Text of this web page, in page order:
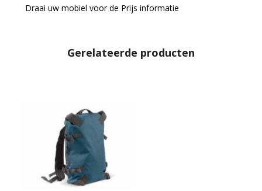
Draai uw mobiel voor de Prijs informatie
Gerelateerde producten